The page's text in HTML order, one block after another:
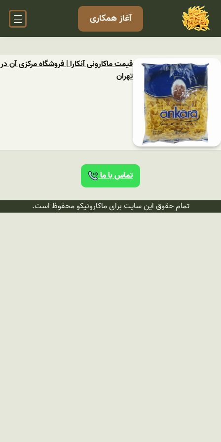
آغاز همکاری
قیمت ماکارونی آنکارا | فروشگاه مرکزی آن در
تهران
تماس با ما
تمام حقوق این سایت برای ماکارونیکو محفوظ است.